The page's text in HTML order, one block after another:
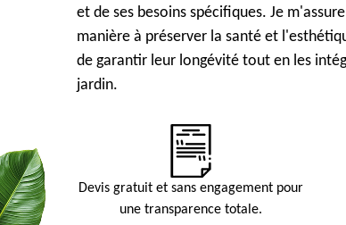
et de ses besoins spécifiques. Je
manière à préserver la santé et
de garantir leur longévité tout en les
jardin.
Devis gratuit et sans engagement pour
une transparence totale.